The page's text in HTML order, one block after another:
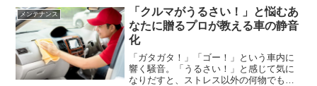
心臓部です、常にエンジンの健康状態に
は気を配っていたいもので...
メンテナンス
「クルマがうるさい！」と悩むあ
なたに贈るプロが教える車の静音
化
「ガタガタ！」「ゴー！」という車内に
響く騒音。「うるさい！」と感じて気に
なりだすと、ストレス以外の何物でもあ